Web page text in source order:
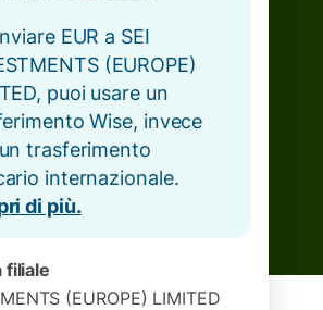
EUR a SEI
(EUROPE)
puoi usare un
Wise, invece
trasferimento
internazionale.
di più.
filiale
(EUROPE) LIMITED